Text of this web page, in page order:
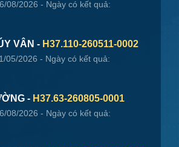
08/2026 - Ngày có kết quả:
VÂN - H37.110-260511-0002
05/2026 - Ngày có kết quả:
- H37.63-260805-0001
08/2026 - Ngày có kết quả: